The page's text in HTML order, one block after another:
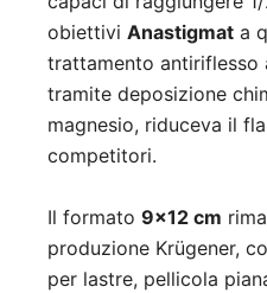
obiettivi Anastigmat a
trattamento antiriflesso
tramite deposizione
magnesio, riduceva il
competitori.
Il formato 9×12 cm
produzione Krügener,
per lastre, pellicola